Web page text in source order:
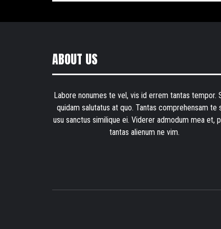
ABOUT US
Labore nonumes te vel, vis id errem tantas tempor.
quidam salutatus at quo. Tantas comprehensam te
usu sanctus similique ei. Viderer admodum mea et,
tantas alienum ne vim.